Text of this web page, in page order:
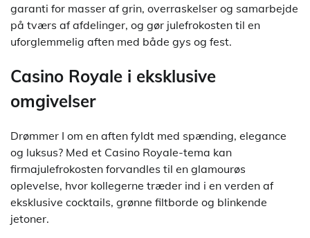
garanti for masser af grin, overraskelser og samarbejde
på tværs af afdelinger, og gør julefrokosten til en
uforglemmelig aften med både gys og fest.
Casino Royale i eksklusive
omgivelser
Drømmer I om en aften fyldt med spænding, elegance
og luksus? Med et Casino Royale-tema kan
firmajulefrokosten forvandles til en glamourøs
oplevelse, hvor kollegerne træder ind i en verden af
eksklusive cocktails, grønne filtborde og blinkende
jetoner.